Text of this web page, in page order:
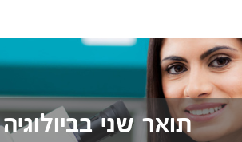
תואר שני בביולוגיה